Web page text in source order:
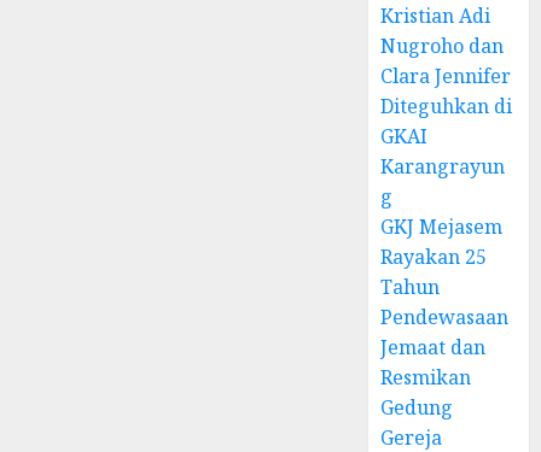
Kristian Adi
Nugroho dan
Clara Jennifer
Diteguhkan di
GKAI
Karangrayun
g
GKJ Mejasem
Rayakan 25
Tahun
Pendewasaan
Jemaat dan
Resmikan
Gedung
Gereja